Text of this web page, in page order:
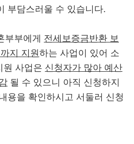
부담스러울 수 있습니다.
부부에게 전세보증금반환 보
지 지원하는 사업이 있어 소
사업은 신청자가 많아 예산
될 수 있으니 아직 신청하지
용을 확인하시고 서둘러 신청